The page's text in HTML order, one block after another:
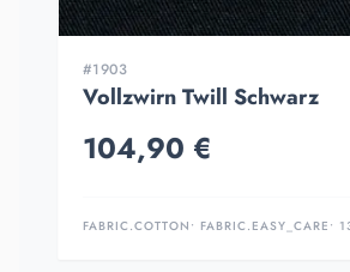
#1903
Vollzwirn Twill Schwarz
104,90 €
FABRIC.COTTON • FABRIC.EASY_CARE •